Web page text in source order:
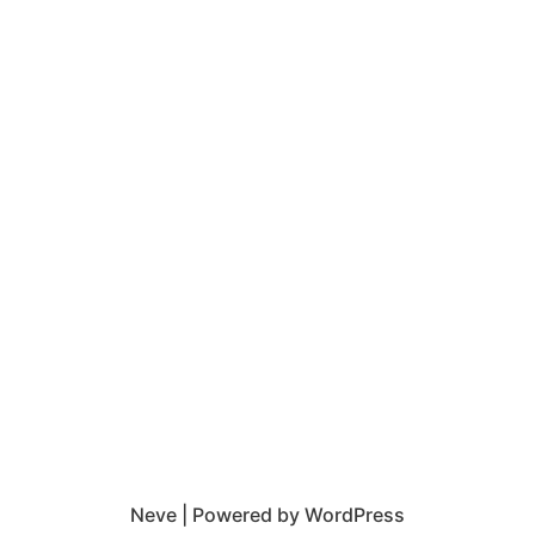
Neve | Powered by WordPress